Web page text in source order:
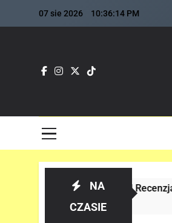
07 sie 2026 10:36:16 PM
NA
CZASIE
w historii! | Recenzja